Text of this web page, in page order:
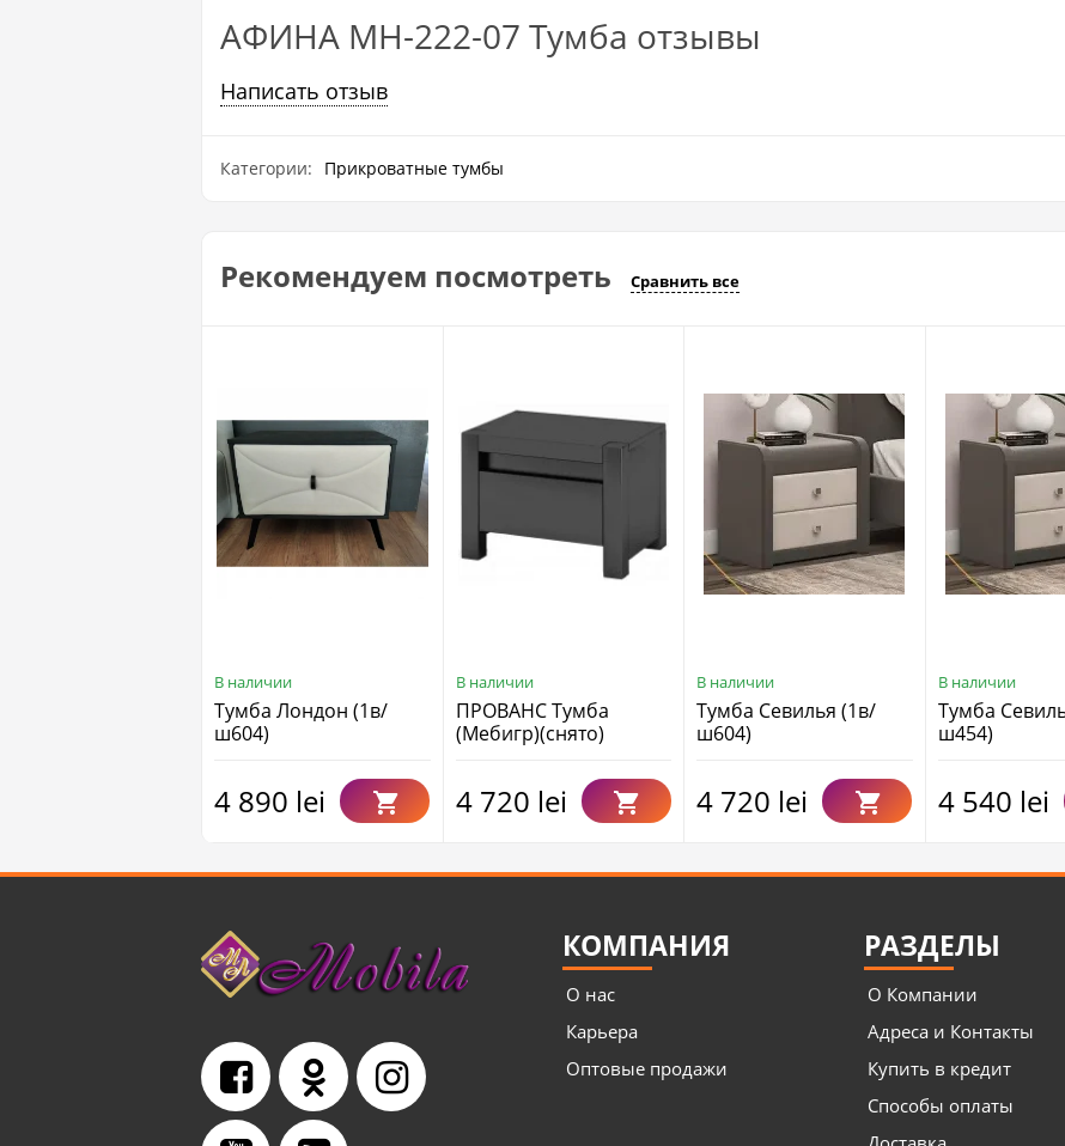
АФИНА МН-222-07 Тумба отзывы
Написать отзыв
Категории: Прикроватные тумбы
Рекомендуем посмотреть Сравнить все
В наличии
Тумба Лондон (1в/
ш604)
4 890 lei
В наличии
ПРОВАНС Тумба
(Mебигр)(снято)
4 720 lei
В наличии
Тумба Севилья (1в/
ш604)
4 720 lei
В наличии
Тумба
ш454)
4 540 lei
КОМПАНИЯ
О нас
Карьера
Оптовые продажи
РАЗДЕЛЫ
О Компании
Адреса и Контакты
Купить в кредит
Способы оплаты